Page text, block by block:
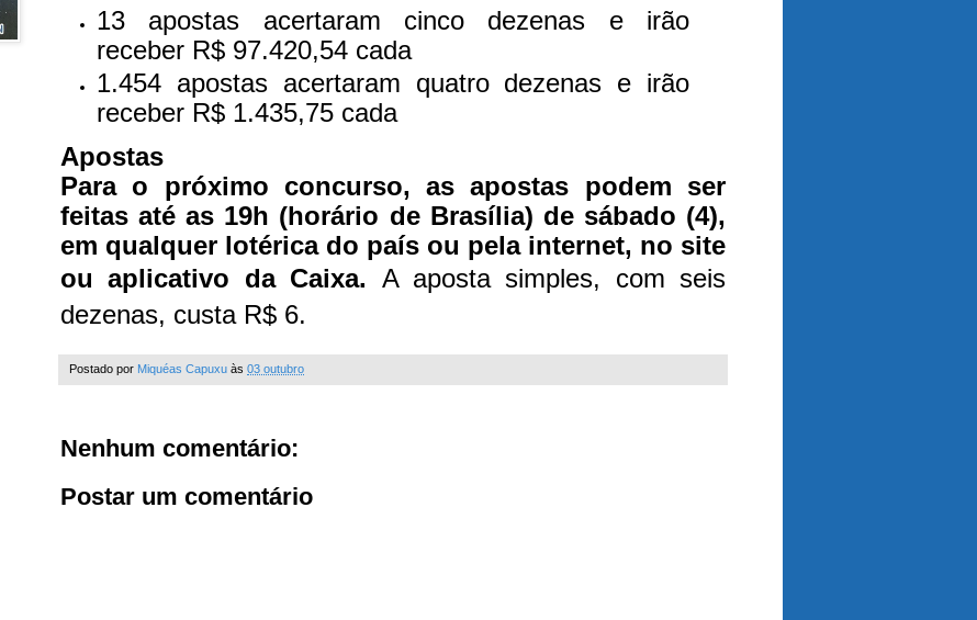
13 apostas acertaram cinco dezenas e irão
receber R$ 97.420,54 cada
1.454 apostas acertaram quatro dezenas e irão
receber R$ 1.435,75 cada
Apostas
Para o próximo concurso, as apostas podem ser
feitas até as 19h (horário de Brasília) de sábado (4),
em qualquer lotérica do país ou pela internet, no site
ou aplicativo da Caixa. A aposta simples, com seis
dezenas, custa R$ 6.
Postado por Miquéas Capuxu às 03 outubro
Nenhum comentário:
Postar um comentário